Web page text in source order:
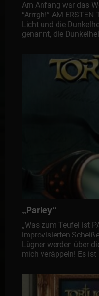
Am Anfang war das
“Arrrgh!” AM
Licht und die
genannt, die
„Parley“
„Was zum Teufel ist
improvisierten
Lügner werden über
mich veräppeln! Es ist